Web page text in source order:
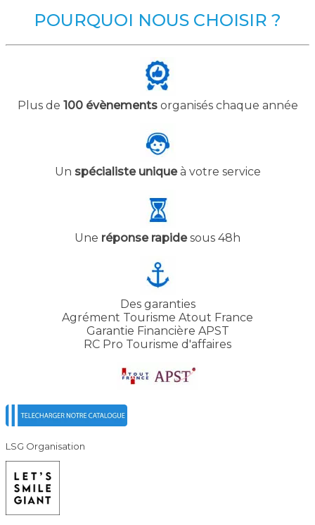
POURQUOI NOUS CHOISIR ?
Plus de 100 évènementsorganisés chaque année
Un spécialiste uniqueà votre service
Une réponse rapidesous 48h
Des garanties
Agrément Tourisme Atout France
Garantie Financière APST
RC Pro Tourisme d'affaires
LSG Organisation